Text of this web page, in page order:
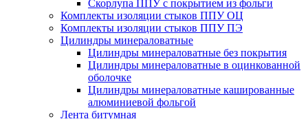
Скорлупа ППУ с покрытием из фольги
Комплекты изоляции стыков ППУ ОЦ
Комплекты изоляции стыков ППУ ПЭ
Цилиндры минераловатные
Цилиндры минераловатные без покрытия
Цилиндры минераловатные в оцинкованной
оболочке
Цилиндры минераловатные кашированные
алюминиевой фольгой
Лента битумная